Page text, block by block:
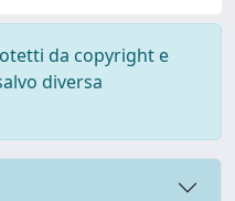
da copyright e
diversa